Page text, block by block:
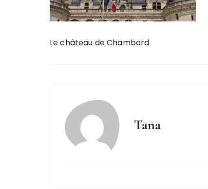
Le château de Chambord
Tana